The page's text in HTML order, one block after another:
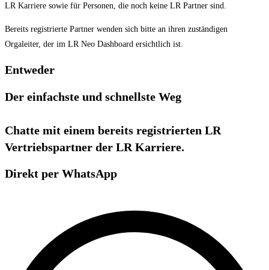
LR Karriere sowie für Personen, die noch keine LR Partner sind.
Bereits registrierte Partner wenden sich bitte an ihren zuständigen
Orgaleiter, der im LR Neo Dashboard ersichtlich ist.
Entweder
Der einfachste und schnellste Weg
Chatte mit einem bereits registrierten LR
Vertriebspartner der LR Karriere.
Direkt per WhatsApp